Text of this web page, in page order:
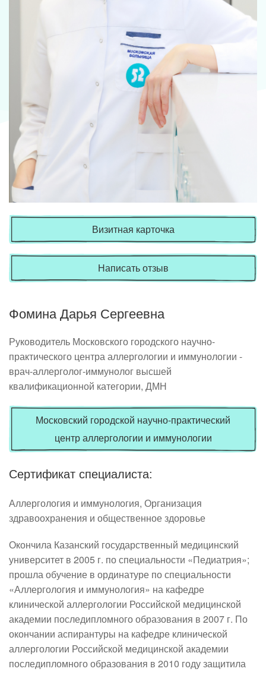
Визитная карточка
Написать отзыв
Фомина Дарья Сергеевна
Руководитель Московского городского научно-
практического центра аллергологии и иммунологии -
врач-аллерголог-иммунолог высшей
квалификационной категории, ДМН
Московский городской научно-практический
центр аллергологии и иммунологии
Сертификат специалиста:
Аллергология и иммунология, Организация
здравоохранения и общественное здоровье
Окончила Казанский государственный медицинский
университет в 2005 г. по специальности «Педиатрия»;
прошла обучение в ординатуре по специальности
«Аллергология и иммунология» на кафедре
клинической аллергологии Российской медицинской
академии последипломного образования в 2007 г. По
окончании аспирантуры на кафедре клинической
аллергологии Российской медицинской академии
последипломного образования в 2010 году защитила